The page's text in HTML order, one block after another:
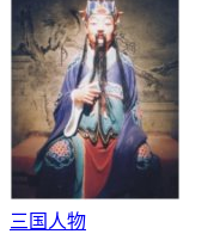
三国人物